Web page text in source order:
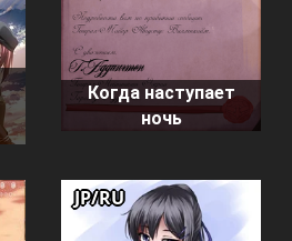
Когда наступает
ночь
JP/RU